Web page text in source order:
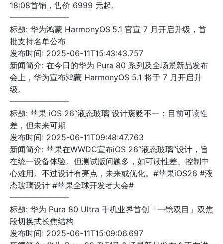
18:08首销，售价 6999 元起。
———————-
标题: 华为鸿蒙 HarmonyOS 5.1 官宣 7 月开启升级，首
批支持名单公布
发布时间: 2025-06-11T15:43:43.757
新闻简介: 在今日的华为 Pura 80 系列及全场景新品发布
会上，华为宣布鸿蒙 HarmonyOS 5.1 将于 7 月开启升
级。
———————-
标题: 苹果 iOS 26“液态玻璃”设计褒贬不一：目前可读性
差，但未来可期
发布时间: 2025-06-11T09:48:47.763
新闻简介: 苹果在WWDC宣布iOS 26“液态玻璃”设计，旨
在统一设备体验。但测试版问题多，如可读性差、控制中
心难用。不过设计有亮点，未来或优化。#苹果iOS26 #液
态玻璃设计 #苹果全球开发者大会#
———————-
标题: 华为 Pura 80 Ultra 手机业界首创「一镜双目」双焦
段切换式长焦结构
发布时间: 2025-06-11T15:09:06.697